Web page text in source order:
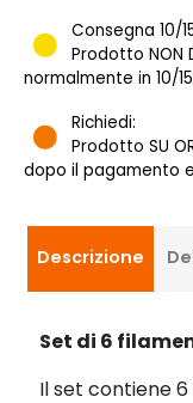
Consegna 10/
Prodotto NON
normalmente in 10/
Richiedi:
Prodotto SU
dopo il pagamento
Descrizione
Set di 6
Il set contiene